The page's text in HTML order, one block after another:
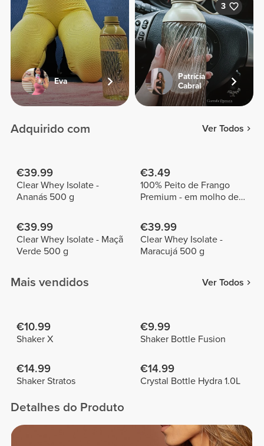
Eva
3
Patrícia
Cabral
Adquirido com Ver Todos
€39.99
Clear Whey Isolate -
Ananás 500 g
€3.49
100% Peito de Frango
Premium - em molho de
€39.99
Clear Whey Isolate - Maçã
Verde 500 g
€39.99
Clear Whey Isolate -
Maracujá 500 g
Mais vendidos Ver Todos
€10.99
Shaker X
€9.99
Shaker Bottle Fusion
€14.99
Shaker Stratos
€14.99
Crystal Bottle Hydra 1.0L
Detalhes do Produto